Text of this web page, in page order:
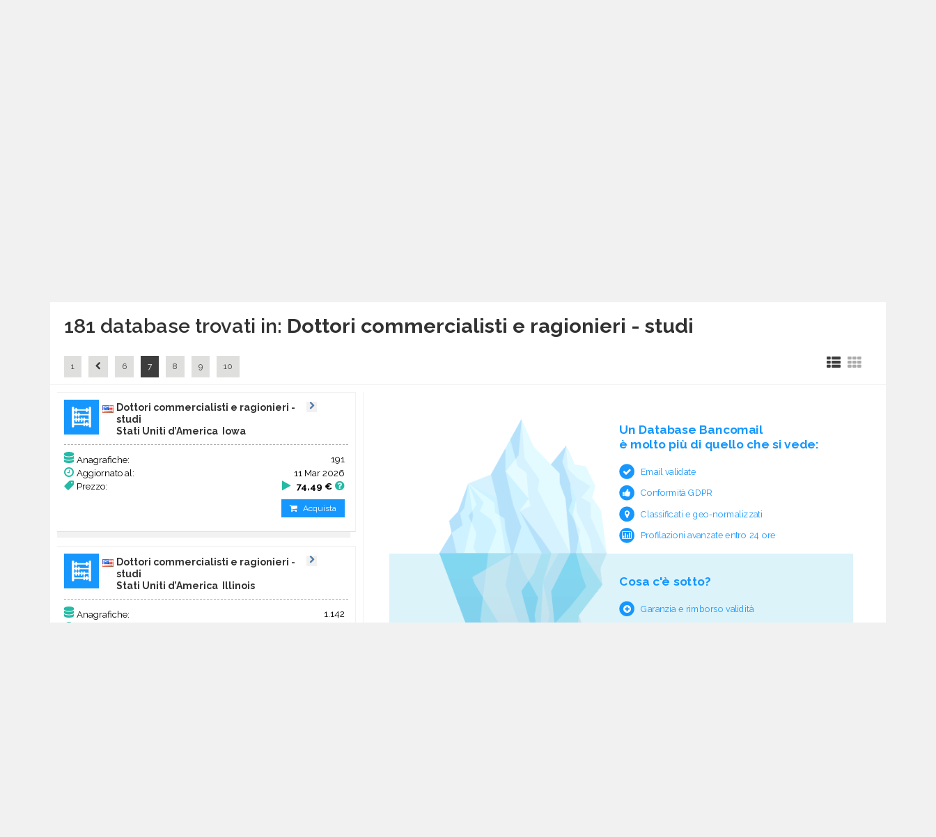
181 database trovati in: Dottori commercialisti e ragionieri - studi
1 6 7 8 9 10
Dottori commercialisti e ragionieri -
studi
Stati Uniti d’America Iowa
Anagrafiche:
191
Aggiornato al:
11 Mar 2026
Prezzo:
74,49 €
Acquista
Dottori commercialisti e ragionieri -
studi
Stati Uniti d’America Illinois
Anagrafiche:
1.142
Un Database Bancomail
è molto più di quello che si vede:
Email validate
Conformità GDPR
Classificati e geo-normalizzati
Profilazioni avanzate entro 24 ore
Cosa c'è sotto?
Garanzia e rimborso validità